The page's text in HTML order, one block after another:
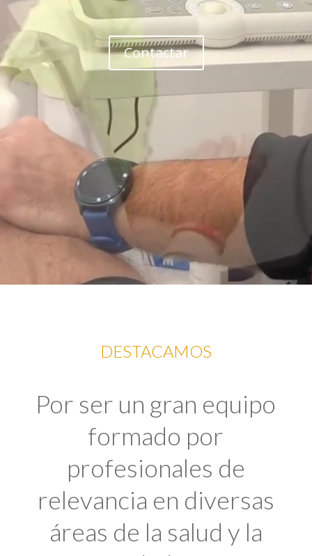
Contactar
DESTACAMOS
Por ser un gran equipo
formado por
profesionales de
relevancia en diversas
áreas de la salud y la